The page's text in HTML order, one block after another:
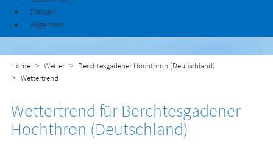
Freizeit
Allgemein
Home Wetter
Berchtesgadener Hochthron (Deutschland)
Wettertrend
Wettertrend für Berchtesgadener
Hochthron (Deutschland)